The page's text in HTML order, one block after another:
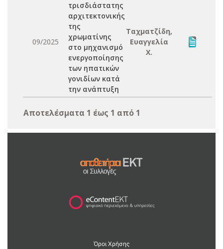
09/2025
τρισδιάστατης
αρχιτεκτονικής
της
χρωματίνης
στο μηχανισμό
ενεργοποίησης
των ηπατικών
γονιδίων κατά
την ανάπτυξη
Ταχματζίδη,
Ευαγγελία
Χ.
Αποτελέσματα 1 έως 1 από 1